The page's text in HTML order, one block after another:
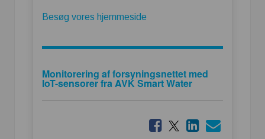
Besøg vores hjemmeside
Monitorering af forsyningsnettet med
IoT-sensorer fra AVK Smart Water